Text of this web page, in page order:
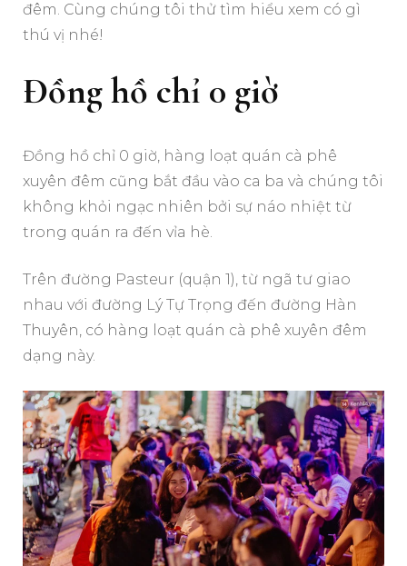
đêm. Cùng chúng tôi thử tìm hiểu xem có gì
thú vị nhé!
Đồng hồ chỉ 0 giờ
Đồng hồ chỉ 0 giờ, hàng loạt quán cà phê
xuyên đêm cũng bắt đầu vào ca ba và chúng tôi
không khỏi ngạc nhiên bởi sự náo nhiệt từ
trong quán ra đến vỉa hè.
Trên đường Pasteur (quận 1), từ ngã tư giao
nhau với đường Lý Tự Trọng đến đường Hàn
Thuyên, có hàng loạt quán cà phê xuyên đêm
dạng này.